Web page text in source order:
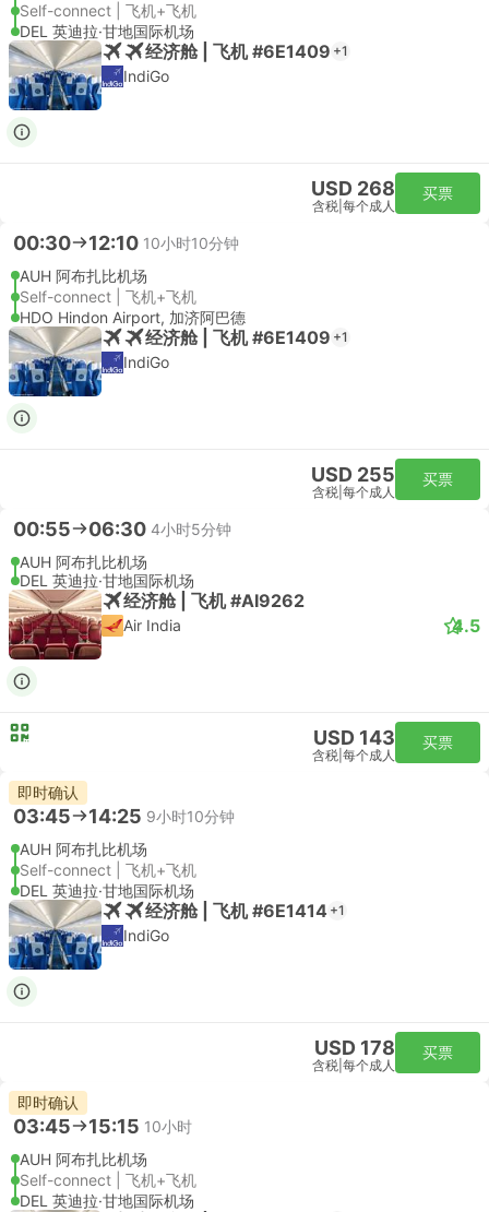
Self-connect | 飞机+飞机
DEL 英迪拉·甘地国际机场
经济舱 | 飞机 #6E1409 +1
IndiGo
USD 268
含税 每个成人
买票
00:30 12:10 10小时10分钟
AUH 阿布扎比机场
Self-connect | 飞机+飞机
HDO Hindon Airport, 加济阿巴德
经济舱 | 飞机 #6E1409 +1
IndiGo
USD 255
含税 每个成人
买票
00:55 06:30 4小时5分钟
AUH 阿布扎比机场
DEL 英迪拉·甘地国际机场
经济舱 | 飞机 #AI9262
Air India 4.5
USD 143
含税 每个成人
买票
即时确认
03:45 14:25 9小时10分钟
AUH 阿布扎比机场
Self-connect | 飞机+飞机
DEL 英迪拉·甘地国际机场
经济舱 | 飞机 #6E1414 +1
IndiGo
USD 178
含税 每个成人
买票
即时确认
03:45 15:15 10小时
AUH 阿布扎比机场
Self-connect | 飞机+飞机
DEL 英迪拉·甘地国际机场